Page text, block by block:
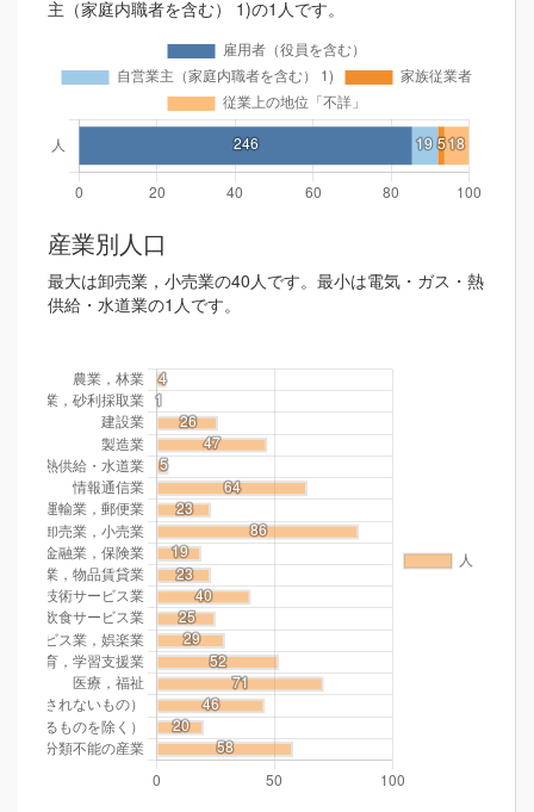
主（家庭内職者を含む） 1)の1人です。
産業別人口
最大は卸売業，小売業の40人です。最小は電気・ガス・熱
供給・水道業の1人です。